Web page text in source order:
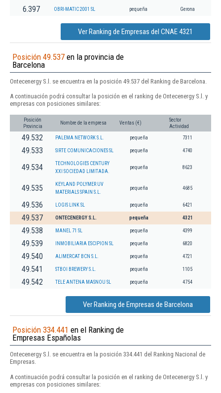
6.397 OBRI-MATIC 2001 SL pequeña Gerona
Ver Ranking de Empresas del CNAE 4321
Posición 49.537 en la provincia de
Barcelona
Ontecenergy S.l. se encuentra en la posición 49.537 del Ranking de Barcelona.
A continuación podrá consultar la posición en el ranking de Ontecenergy S.l. y
empresas con posiciones similares:
Posición
Provincia
Nombre de la empresa Ventas (€)
Sector
Actividad
49.532 PALEMA NETWORK S.L. pequeña 7311
49.533 SIRTE COMUNICACIONES SL pequeña 4740
49.534
TECHNOLOGIES CENTURY
XXI SOCIEDAD LIMITADA.
pequeña 8623
49.535
KEYLAND POLYMER UV
MATERIALS SPAIN S.L.
pequeña 4685
49.536 LOGIS LINK SL pequeña 6421
49.537 ONTECENERGY S.L. pequeña 4321
49.538 MANEL 71 SL pequeña 4399
49.539 INMOBILIARIA ESCIPION SL pequeña 6820
49.540 ALIMERCAT BCN S.L. pequeña 4721
49.541 STBOI BREWERY S.L. pequeña 1105
49.542 TELE ANTENA MASNOU SL pequeña 4754
Ver Ranking de Empresas de Barcelona
Posición 334.441 en el Ranking de
Empresas Españolas
Ontecenergy S.l. se encuentra en la posición 334.441 del Ranking Nacional de
Empresas.
A continuación podrá consultar la posición en el ranking de Ontecenergy S.l. y
empresas con posiciones similares: